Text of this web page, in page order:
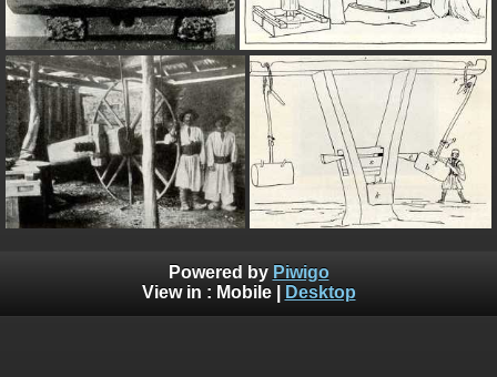
Powered by Piwigo
View in : Mobile| Desktop